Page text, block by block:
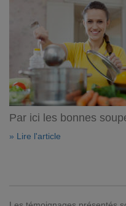
Par ici les bonnes
» Lire l'article